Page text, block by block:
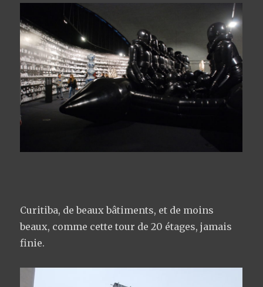
Curitiba, de beaux bâtiments, et de moins
beaux, comme cette tour de 20 étages, jamais
finie.